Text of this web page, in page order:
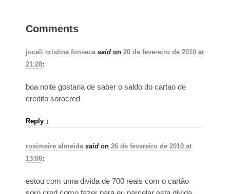
Comments
joceli cristina fonseca said on 20 de fevereiro de 2010 at
21:28:
boa noite gostaria de saber o saldo do cartao de
credito sorocred
Reply ↓
rosimeire almeida said on 26 de fevereiro de 2010 at
13:06:
estou com uma divida de 700 reais com o cartão